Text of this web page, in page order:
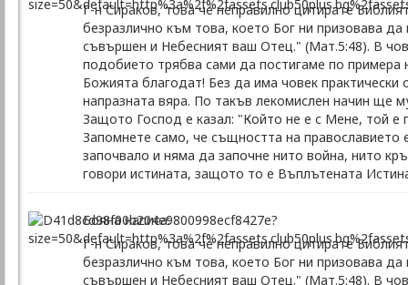
Г-н Сираков, това че неправилно цитирате
безразлично към това, което Бог ни призовава
съвършен и Небесният ваш Отец." (Мат.5:48). В
подобието трябва сами да постигаме по примера
Божията благодат! Без да има човек
напразната вяра. По такъв лекомислен начин ще
Защото Господ е казал: "Който не е с Мене, той е
Запомнете само, че същността на православието
започвало и няма да започне нито война, нито
говори истината, защото то е Въплътената
Бояна написа:
Г-н Сираков, това че неправилно цитирате
безразлично към това, което Бог ни призовава
съвършен и Небесният ваш Отец." (Мат.5:48). В